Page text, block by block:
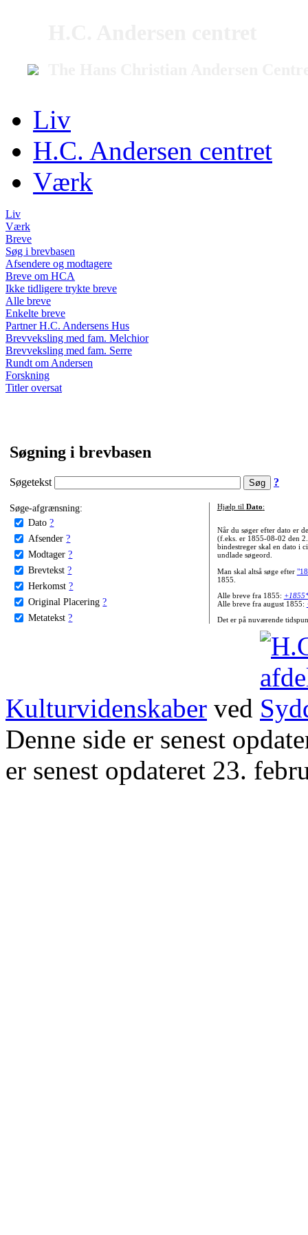
Liv
H.C. Andersen centret
Værk
Liv
Værk
Breve
Søg i brevbasen
Afsendere og modtagere
Breve om HCA
Ikke tidligere trykte breve
Alle breve
Enkelte breve
Partner H.C. Andersens Hus
Brevveksling med fam. Melchior
Brevveksling med fam. Serre
Rundt om Andersen
Forskning
Titler oversat
Søgning i brevbasen
Søgetekst ?
Søge-afgrænsning:
Dato ?
Afsender ?
Modtager ?
Brevtekst ?
Herkomst ?
Original Placering ?
Metatekst ?
Hjælp til Dato:
Når du søger efter dato er
(f.eks. er 1855-08-02 den
bindestreger skal en dato i
undlade søgeord.
Man skal altså søge efter
1855.
Alle breve fra 1855:
Alle breve fra august 1855:
Det er på nuværende
Kulturvidenskaber ved
Denne side er senest
er senest opdateret 23.